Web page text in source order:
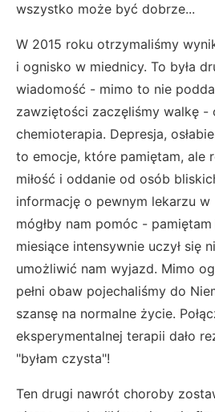
wszystko może być dobrze...
W 2015 roku otrzymaliśmy
i ognisko w miednicy. To była
wiadomość - mimo to nie
zawziętości zaczęliśmy walkę -
chemioterapia. Depresja,
to emocje, które pamiętam, ale
miłość i oddanie od osób
informację o pewnym lekarzu
mógłby nam pomóc -
miesiące intensywnie uczył się
umożliwić nam wyjazd. Mimo
pełni obaw pojechaliśmy do
szansę na normalne życie.
eksperymentalnej terapii dało
"byłam czysta"!
Ten drugi nawrót choroby